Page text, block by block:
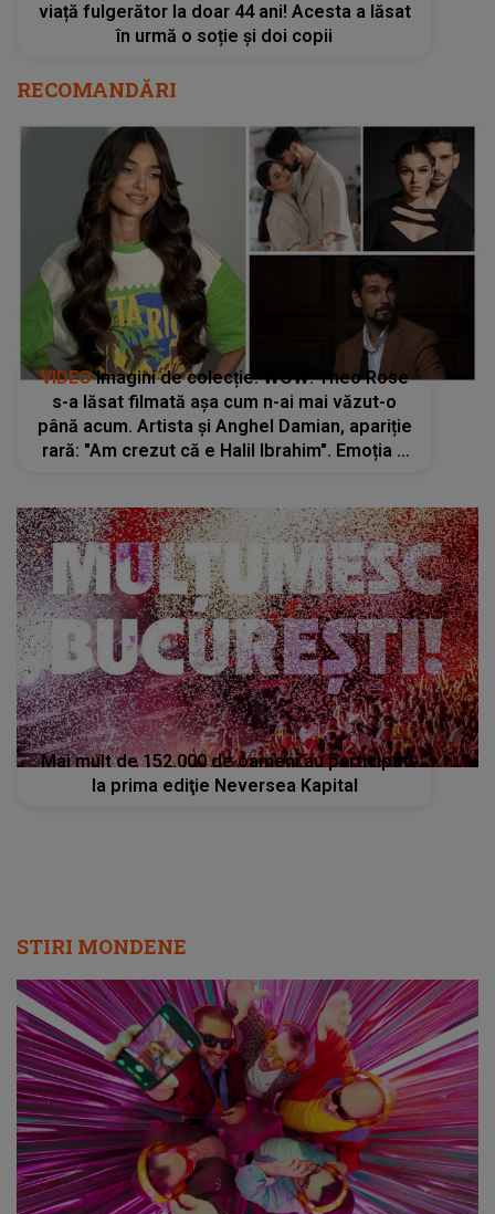
viață fulgerător la doar 44 ani! Acesta a lăsat
în urmă o soție și doi copii
RECOMANDĂRI
VIDEOImagini de colecție. WOW! Theo Rose
s-a lăsat filmată așa cum n-ai mai văzut-o
până acum. Artista și Anghel Damian, apariție
rară: "Am crezut că e Halil Ibrahim". Emoția e
Mai mult de 152.000 de oameni au participat
la prima ediţie Neversea Kapital
STIRI MONDENE